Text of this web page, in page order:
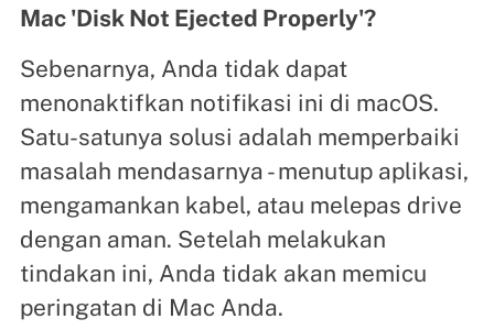
Mac 'Disk Not Ejected Properly'?
Sebenarnya, Anda tidak dapat
menonaktifkan notifikasi ini di macOS.
Satu-satunya solusi adalah memperbaiki
masalah mendasarnya - menutup aplikasi,
mengamankan kabel, atau melepas drive
dengan aman. Setelah melakukan
tindakan ini, Anda tidak akan memicu
peringatan di Mac Anda.